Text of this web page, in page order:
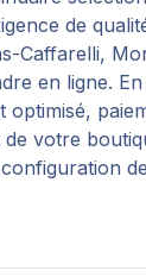
de
Caffarelli,
en ligne.
votre